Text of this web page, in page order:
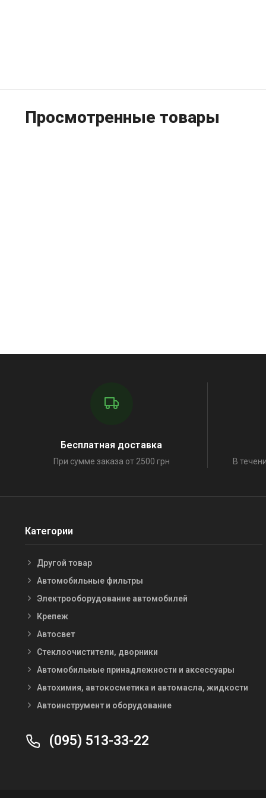
Просмотренные товары
Бесплатная доставка
При сумме заказа от 2500 грн В
Категории
Другой товар
Автомобильные фильтры
Электрооборудование автомобилей
Крепеж
Автосвет
Стеклоочистители, дворники
Автомобильные принадлежности и аксессуары
Автохимия, автокосметика и автомасла, жидкости
Автоинструмент и оборудование
(095) 513-33-22